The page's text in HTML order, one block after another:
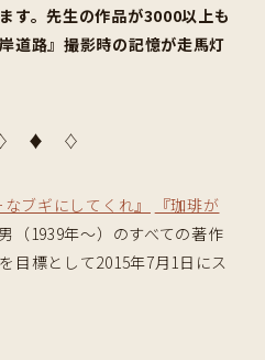
す。先生の作品が3000以上も
道路』撮影時の記憶が走馬灯
♦ ♢
なブギにしてくれ』
『珈琲が
（1939年〜）のすべての著作
目標として2015年7月1日にス